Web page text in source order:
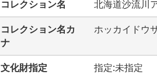
コレクション名
北海道沙流川
コレクション名カ
ナ
ホッカイドウ
文化財指定
指定:未指定